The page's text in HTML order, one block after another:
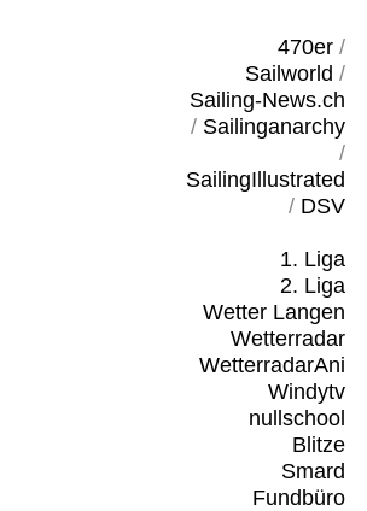
470er/
Sailworld /
Sailing-News.ch
/ Sailinganarchy
/
SailingIllustrated
/ DSV
1. Liga
2. Liga
Wetter Langen
Wetterradar
WetterradarAni
Windytv
nullschool
Blitze
Smard
Fundbüro